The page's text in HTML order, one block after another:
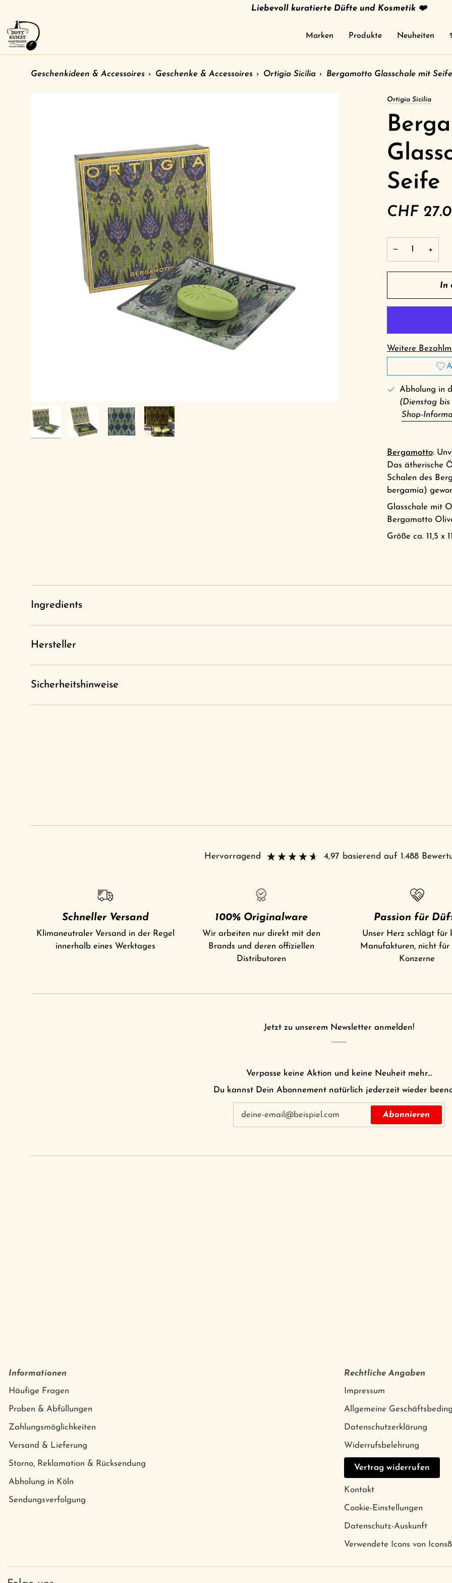
Inhalt
Liebevoll kuratierte Düfte und Kosmetik ❤️
Marken Produkte Neuheiten
Geschenkideen & Accessoires › Geschenke & Accessoires › Ortigia Sicilia › Bergamotto Glasschale mit Seife
Ortigia Sicilia
Seife
CHF
− +
In
Weitere
Abholung in
(Dienstag bis
Shop-
Bergamotto:
Das ätherische
Schalen des
bergamia)
Glasschale mit
Bergamotto
Größe ca. 11,5 x
Ingredients
Hersteller
Sicherheitshinweise
Hervorragend 4,97 basierend auf 1.488
Schneller Versand
Klimaneutraler Versand in der Regel
innerhalb eines Werktages
100% Originalware
Wir arbeiten nur direkt mit den
Brands und deren offiziellen
Distributoren
Passion für
Unser Herz schlägt für
Manufakturen, nicht für
Konzerne
Jetzt zu unserem Newsletter anmelden!
Verpasse keine Aktion und keine Neuheit mehr...
Du kannst Dein Abonnement natürlich jederzeit wieder
Abonnieren
Informationen
Häufige Fragen
Proben & Abfüllungen
Zahlungsmöglichkeiten
Versand & Lieferung
Storno, Reklamation & Rücksendung
Abholung in Köln
Sendungsverfolgung
Rechtliche Angaben
Impressum
Allgemeine
Datenschutzerklärung
Widerrufsbelehrung
Vertrag widerrufen
Kontakt
Cookie-Einstellungen
Datenschutz-Auskunft
Verwendete Icons von Icons8